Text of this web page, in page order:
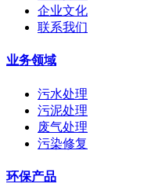
企业文化
联系我们
业务领域
污水处理
污泥处理
废气处理
污染修复
环保产品